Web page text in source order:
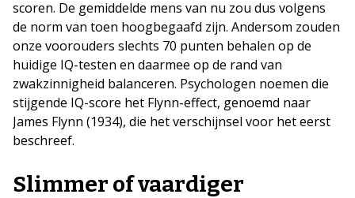
scoren. De gemiddelde mens van nu zou dus volgens
de norm van toen hoogbegaafd zijn. Andersom zouden
onze voorouders slechts 70 punten behalen op de
huidige IQ-testen en daarmee op de rand van
zwakzinnigheid balanceren. Psychologen noemen die
stijgende IQ-score het Flynn-effect, genoemd naar
James Flynn (1934), die het verschijnsel voor het eerst
beschreef.
Slimmer of vaardiger